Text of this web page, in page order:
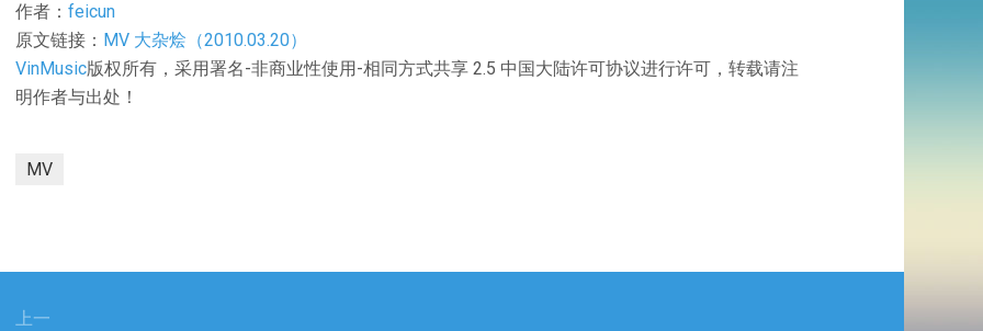
作者： feicun
原文链接： MV 大杂烩（2010.03.20）
VinMusic版权所有，采用署名-非商业性使用-相同方式共享 2.5 中国大陆许可协议进行许可，转载请注
明作者与出处！
MV
上一